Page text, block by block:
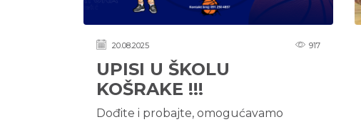
20.08.2025 917
UPISI U ŠKOLU
KOŠRAKE !!!
Dođite i probajte, omogućavamo